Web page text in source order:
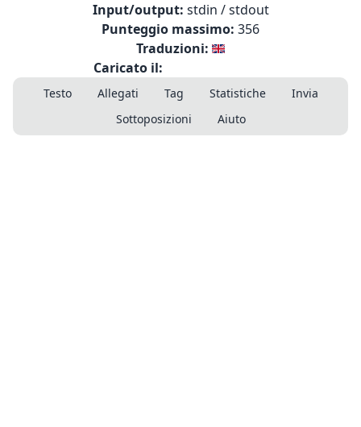
Input/output: stdin / stdout
Punteggio massimo: 356
Traduzioni:
Caricato il:
Testo Allegati Tag Statistiche
Invia
Sottoposizioni
Aiuto